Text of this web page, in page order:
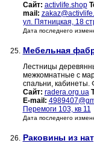
Сайт: activlife.shop
mail:
ул. Пятницкая, 18
Дата последнего
25. Мебельная
Лестницы
межкомнатные с
спальни, кабинеты.
Сайт: radera.org.ua
E-mail:
Перемоги 103, кв 11
Дата последнего
26. Раковины из